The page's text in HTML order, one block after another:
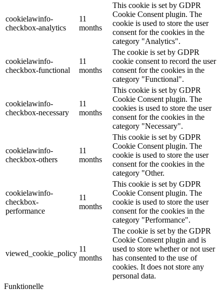
cookielawinfo-
checkbox-analytics
11
months
This cookie is set by GDPR
Cookie Consent plugin. The
cookie is used to store the user
consent for the cookies in the
category "Analytics".
cookielawinfo-
checkbox-functional
11
months
The cookie is set by GDPR
cookie consent to record the user
consent for the cookies in the
category "Functional".
cookielawinfo-
checkbox-necessary
11
months
This cookie is set by GDPR
Cookie Consent plugin. The
cookies is used to store the user
consent for the cookies in the
category "Necessary".
cookielawinfo-
checkbox-others
11
months
This cookie is set by GDPR
Cookie Consent plugin. The
cookie is used to store the user
consent for the cookies in the
category "Other.
cookielawinfo-
checkbox-
performance
11
months
This cookie is set by GDPR
Cookie Consent plugin. The
cookie is used to store the user
consent for the cookies in the
category "Performance".
viewed_cookie_policy
11
months
The cookie is set by the GDPR
Cookie Consent plugin and is
used to store whether or not user
has consented to the use of
cookies. It does not store any
personal data.
Funktionelle